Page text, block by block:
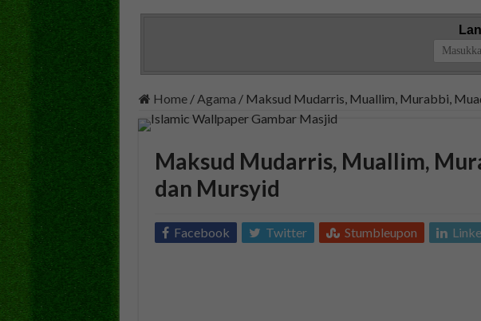
Home / Agama / Maksud Mudarris, Muallim, Murabbi,
Maksud Mudarris, Muallim,
dan Mursyid
Facebook Twitter Stumbleupon